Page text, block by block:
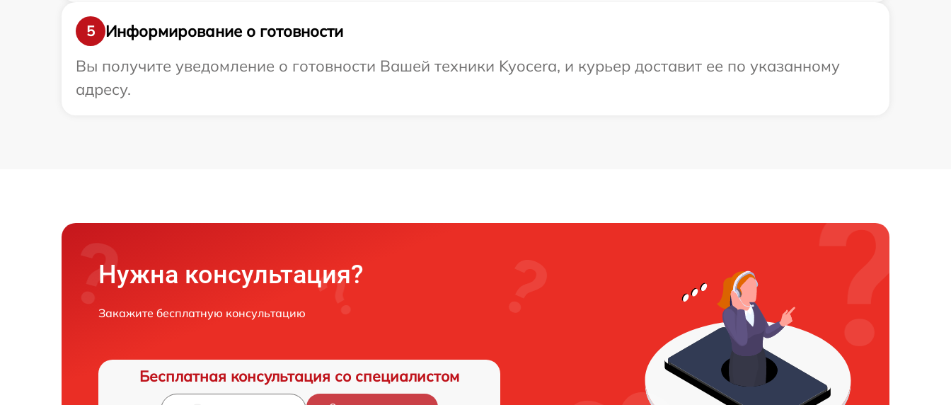
5
Информирование о готовности
Вы получите уведомление о готовности Вашей техники Kyocera, и курьер доставит ее по указанному
адресу.
Нужна консультация?
Закажите бесплатную консультацию
Бесплатная консультация со специалистом